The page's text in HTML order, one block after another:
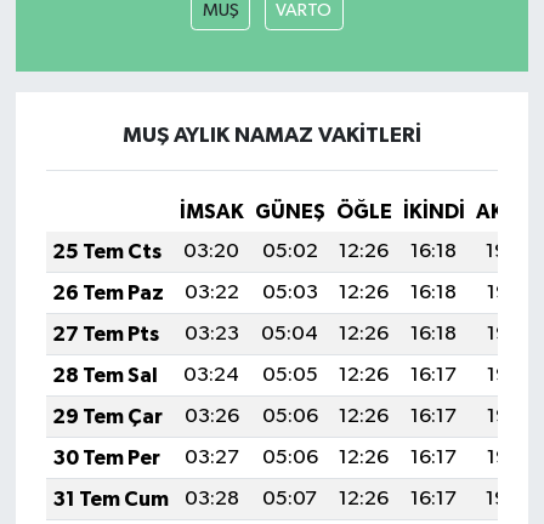
MUŞ VARTO
MUŞ AYLIK NAMAZ VAKITLERI
İMSAK GÜNEŞ ÖĞLE İKINDI
25 Tem Cts
03:20 05:02 12:26 16:18
19:39
26 Tem Paz
03:22 05:03 12:26 16:18
19:38
27 Tem Pts
03:23 05:04 12:26 16:18
19:37
28 Tem Sal
03:24 05:05 12:26 16:17
19:37
29 Tem Çar
03:26 05:06 12:26 16:17
19:36
30 Tem Per
03:27 05:06 12:26 16:17
19:35
31 Tem Cum
03:28 05:07 12:26 16:17
19:34